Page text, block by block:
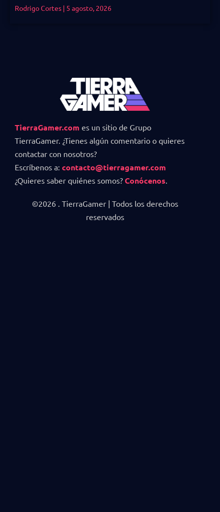
Rodrigo Cortes 5 agosto, 2026
TierraGamer.com es un sitio de Grupo
TierraGamer. ¿Tienes algún comentario o quieres
contactar con nosotros?
Escríbenos a: contacto@tierragamer.com
¿Quieres saber quiénes somos? Conócenos
©2026 . TierraGamer | Todos los derechos
reservados